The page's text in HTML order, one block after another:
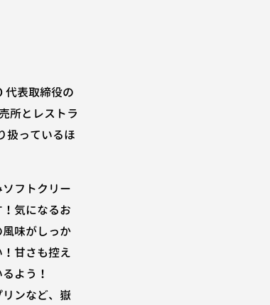
代表取締役の
所とレストラ
扱っているほ
フトクリー
気になるお
味がしっか
甘さも控え
よう！
ンなど、嶽